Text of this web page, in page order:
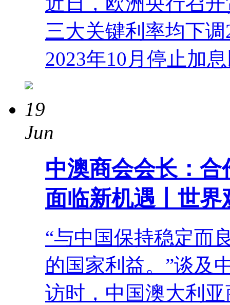
三大关键利率均下
2023年10月停止加
19
Jun
中澳商会会长：
面临新机遇丨世界
“与中国保持稳定而
的国家利益。”谈及
访时，中国澳大利